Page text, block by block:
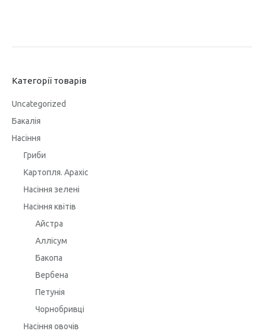
Категорії товарів
Uncategorized
Бакалія
Насіння
Гриби
Картопля. Арахіс
Насіння зелені
Насіння квітів
Айстра
Аллісум
Бакопа
Вербена
Петунія
Чорнобривці
Насіння овочів